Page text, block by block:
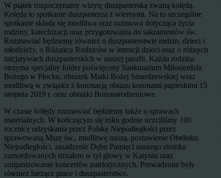
W piątek rozpoczynamy wizytę duszpasterską zwaną kolędą.
Kolęda to spotkanie duszpasterza z wiernymi. Na to szczególne
spotkanie składa się modlitwa oraz rozmowa dotycząca życia
rodziny, katechizacji oraz przygotowania do sakramentów św.
Rozmawiać będziemy również o duszpasterstwie rodzin, dzieci i
młodzieży, o Różańcu Rodziców w intencji dzieci oraz o różnych
inicjatywach duszpasterskich w naszej parafii. Każda rodzina
otrzyma specjalny folder poświęcony Sanktuarium Miłosierdzia
Bożego w Płocku, obrazek Matki Bożej Smardzewskiej wraz
modlitwą w związku z koronacją obrazu koronami papieskimi 15
sierpnia 2019 r. oraz obrazki Bożonarodzeniowe.
W czasie kolędy rozmawiać będziemy także o sprawach
materialnych. W kończącym się roku godnie uczciliśmy 100
rocznicę odzyskania przez Polskę Niepodległości przez
sprawowaną Mszę św., modlitwę naszą, postawienie Obelisku
Niepodległości, zasadzenie Dębu Pamięci naszego ziomka
zamordowanych strzałem w tył głowy w Katyniu oraz
zorganizowanie koncertów patriotycznych. Prowadzone były
również bieżące prace i duszpasterstwo.